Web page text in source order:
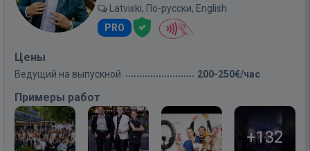
Latviski, По-русски, English
PRO
Цены
Ведущий на выпускной 200-250€/час
Примеры работ
+132